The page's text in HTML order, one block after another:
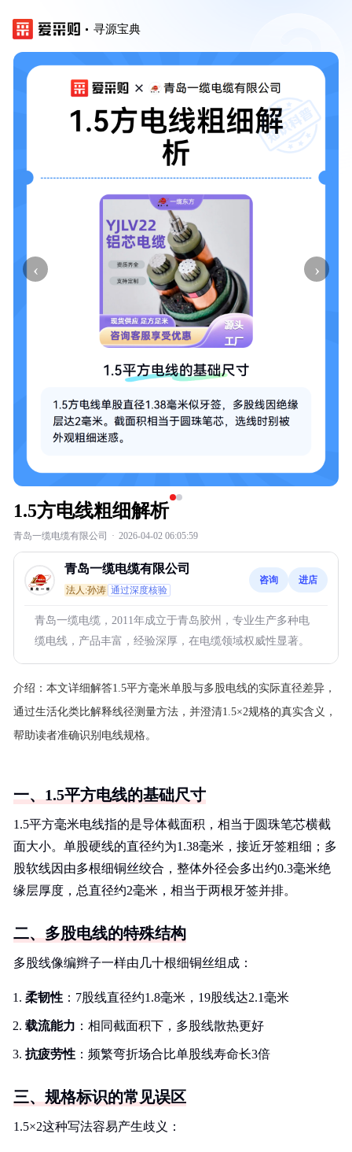
寻源宝典
‹ ›
1.5方电线粗细解析
青岛一缆电缆有限公司 · 2026-04-02 06:05:59
青岛一缆电缆有限公司
法人:孙涛 通过深度核验
咨询 进店
青岛一缆电缆，2011年成立于青岛胶州，专业生产多种电
缆电线，产品丰富，经验深厚，在电缆领域权威性显著。
介绍： 本文详细解答1.5平方毫米单股与多股电线的实际直径差异，
通过生活化类比解释线径测量方法，并澄清1.5×2规格的真实含义，
帮助读者准确识别电线规格。
一、1.5平方电线的基础尺寸
1.5平方毫米电线指的是导体截面积，相当于圆珠笔芯横截
面大小。单股硬线的直径约为1.38毫米，接近牙签粗细；多
股软线因由多根细铜丝绞合，整体外径会多出约0.3毫米绝
缘层厚度，总直径约2毫米，相当于两根牙签并排。
二、多股电线的特殊结构
多股线像编辫子一样由几十根细铜丝组成：
柔韧性 ：7股线直径约1.8毫米，19股线达2.1毫米
载流能力 ：相同截面积下，多股线散热更好
抗疲劳性 ：频繁弯折场合比单股线寿命长3倍
三、规格标识的常见误区
1.5×2这种写法容易产生歧义：